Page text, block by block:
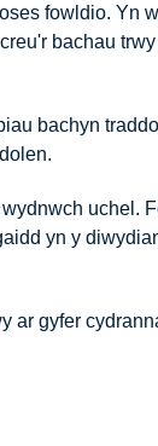
fowldio. Yn
bachau
bachyn
uchel.
yn y
ar gyfer